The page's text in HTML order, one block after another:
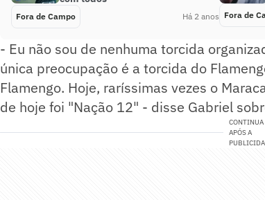
Fora de Campo Há 2 anos Fora de
- Eu não sou de nenhuma torcida
única preocupação é a torcida do
Flamengo. Hoje, raríssimas vezes o
de hoje foi "Nação 12" - disse Gabriel
CONTINUA
APÓS A